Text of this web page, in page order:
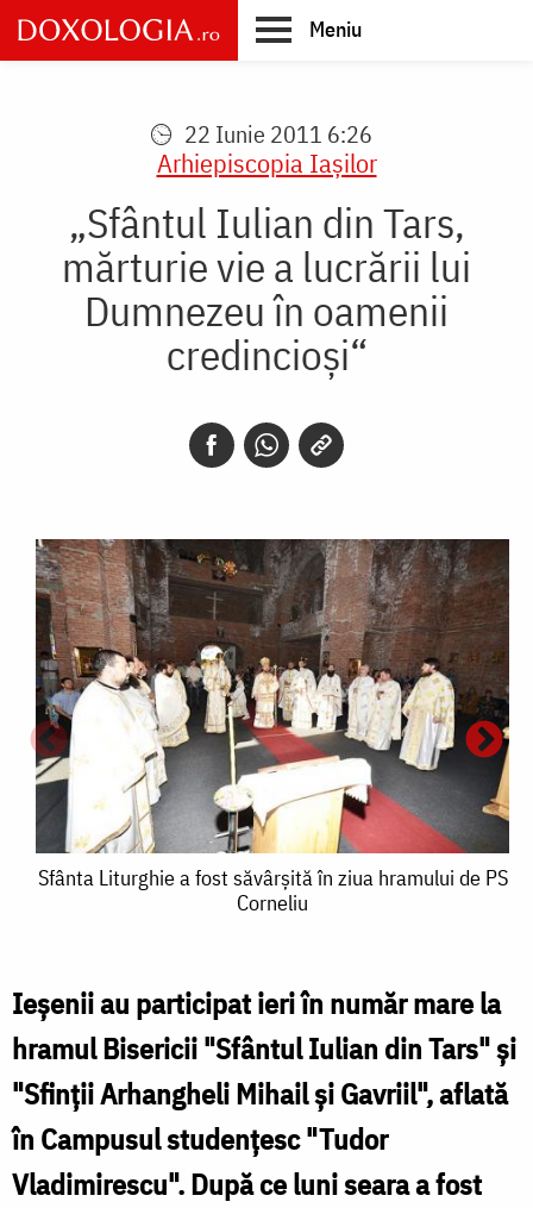
Skip
to
main
Meniu
22 Iunie 2011 6:26
Arhiepiscopia Iaşilor
„Sfântul Iulian din Tars,
mărturie vie a lucrării lui
Dumnezeu în oamenii
credincioşi“
Sfânta
fost
săvârşită
în
ziua
hramului
Sfânta Liturghie a fost săvârşită în ziua hramului de PS
Corneliu
Ieşenii au participat ieri în număr mare la
hramul Bisericii "Sfântul Iulian din Tars" şi
"Sfinţii Arhangheli Mihail şi Gavriil", aflată
în Campusul studenţesc "Tudor
Vladimirescu". După ce luni seara a fost